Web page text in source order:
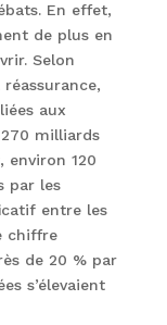
En effet,
de plus en
Selon
aux
milliards
environ 120
par les
entre les
chiffre
de 20 % par
s’élevaient